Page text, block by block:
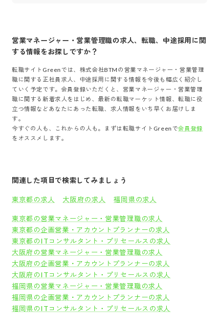
営業マネージャー・営業管理職の求人、転職、中途採用に関
する情報をお探しですか？
転職サイトGreenでは、 株式会社BTM の 営業マネージャー・営業管理
職 に関する正社員求人、中途採用に関する情報を今後も幅広く紹介し
ていく予定です。会員登録いただくと、 営業マネージャー・営業管理
職 に関する新着求人をはじめ、最新の転職マーケット情報、転職に役
立つ情報などあなたにあった転職、求人情報をいち早くお届けしま
す。
今すぐの人も、これからの人も。まずは転職サイトGreenで会員登録
をオススメします。
関連した項目で検索してみましょう
東京都の求人 大阪府の求人 福岡県の求人
東京都の営業マネージャー・営業管理職の求人
東京都の企画営業・アカウントプランナーの求人
東京都のITコンサルタント・プリセールスの求人
大阪府の営業マネージャー・営業管理職の求人
大阪府の企画営業・アカウントプランナーの求人
大阪府のITコンサルタント・プリセールスの求人
福岡県の営業マネージャー・営業管理職の求人
福岡県の企画営業・アカウントプランナーの求人
福岡県のITコンサルタント・プリセールスの求人